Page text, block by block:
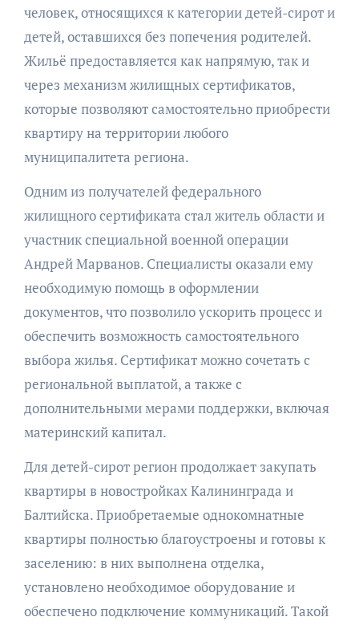
человек, относящихся к категории детей-сирот и
детей, оставшихся без попечения родителей.
Жильё предоставляется как напрямую, так и
через механизм жилищных сертификатов,
которые позволяют самостоятельно приобрести
квартиру на территории любого
муниципалитета региона.
Одним из получателей федерального
жилищного сертификата стал житель области и
участник специальной военной операции
Андрей Марванов. Специалисты оказали ему
необходимую помощь в оформлении
документов, что позволило ускорить процесс и
обеспечить возможность самостоятельного
выбора жилья. Сертификат можно сочетать с
региональной выплатой, а также с
дополнительными мерами поддержки, включая
материнский капитал.
Для детей-сирот регион продолжает закупать
квартиры в новостройках Калининграда и
Балтийска. Приобретаемые однокомнатные
квартиры полностью благоустроены и готовы к
заселению: в них выполнена отделка,
установлено необходимое оборудование и
обеспечено подключение коммуникаций. Такой